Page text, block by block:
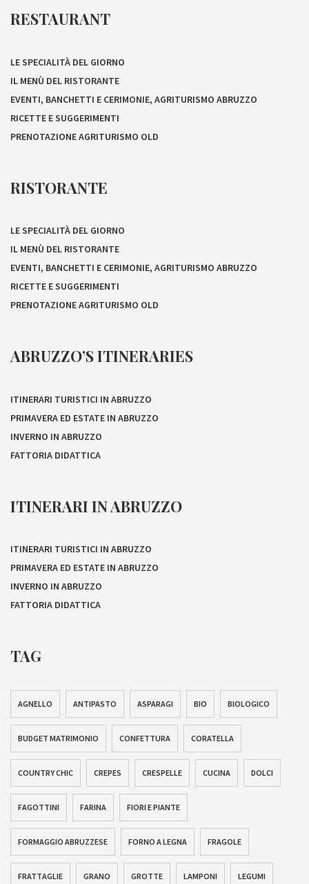
RESTAURANT
LE SPECIALITÀ DEL GIORNO
IL MENÙ DEL RISTORANTE
EVENTI, BANCHETTI E CERIMONIE, AGRITURISMO ABRUZZO
RICETTE E SUGGERIMENTI
PRENOTAZIONE AGRITURISMO OLD
RISTORANTE
LE SPECIALITÀ DEL GIORNO
IL MENÙ DEL RISTORANTE
EVENTI, BANCHETTI E CERIMONIE, AGRITURISMO ABRUZZO
RICETTE E SUGGERIMENTI
PRENOTAZIONE AGRITURISMO OLD
ABRUZZO’S ITINERARIES
ITINERARI TURISTICI IN ABRUZZO
PRIMAVERA ED ESTATE IN ABRUZZO
INVERNO IN ABRUZZO
FATTORIA DIDATTICA
ITINERARI IN ABRUZZO
ITINERARI TURISTICI IN ABRUZZO
PRIMAVERA ED ESTATE IN ABRUZZO
INVERNO IN ABRUZZO
FATTORIA DIDATTICA
TAG
AGNELLO ANTIPASTO ASPARAGI BIO BIOLOGICO
BUDGET MATRIMONIO CONFETTURA CORATELLA
COUNTRY CHIC CREPES CRESPELLE CUCINA DOLCI
FAGOTTINI FARINA FIORI E PIANTE
FORMAGGIO ABRUZZESE FORNO A LEGNA FRAGOLE
FRATTAGLIE GRANO GROTTE LAMPONI LEGUMI